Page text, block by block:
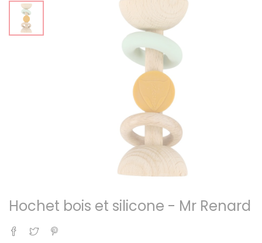
Hochet bois et silicone - Mr Renard
Partager
Tweet